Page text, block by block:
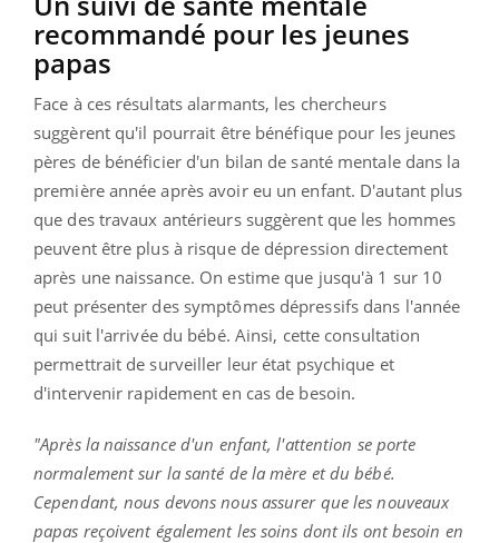
recommandé pour les jeunes
papas
Face à ces résultats alarmants, les chercheurs
suggèrent qu'il pourrait être bénéfique pour les jeunes
pères de bénéficier d'un bilan de santé mentale dans la
première année après avoir eu un enfant. D'autant plus
que des travaux antérieurs suggèrent que les hommes
peuvent être plus à risque de dépression directement
après une naissance. On estime que jusqu'à 1 sur 10
peut présenter des symptômes dépressifs dans l'année
qui suit l'arrivée du bébé. Ainsi, cette consultation
permettrait de surveiller leur état psychique et
d'intervenir rapidement en cas de besoin.
"Après la naissance d'un enfant, l'attention se porte
normalement sur la santé de la mère et du bébé.
Cependant, nous devons nous assurer que les nouveaux
papas reçoivent également les soins dont ils ont besoin en